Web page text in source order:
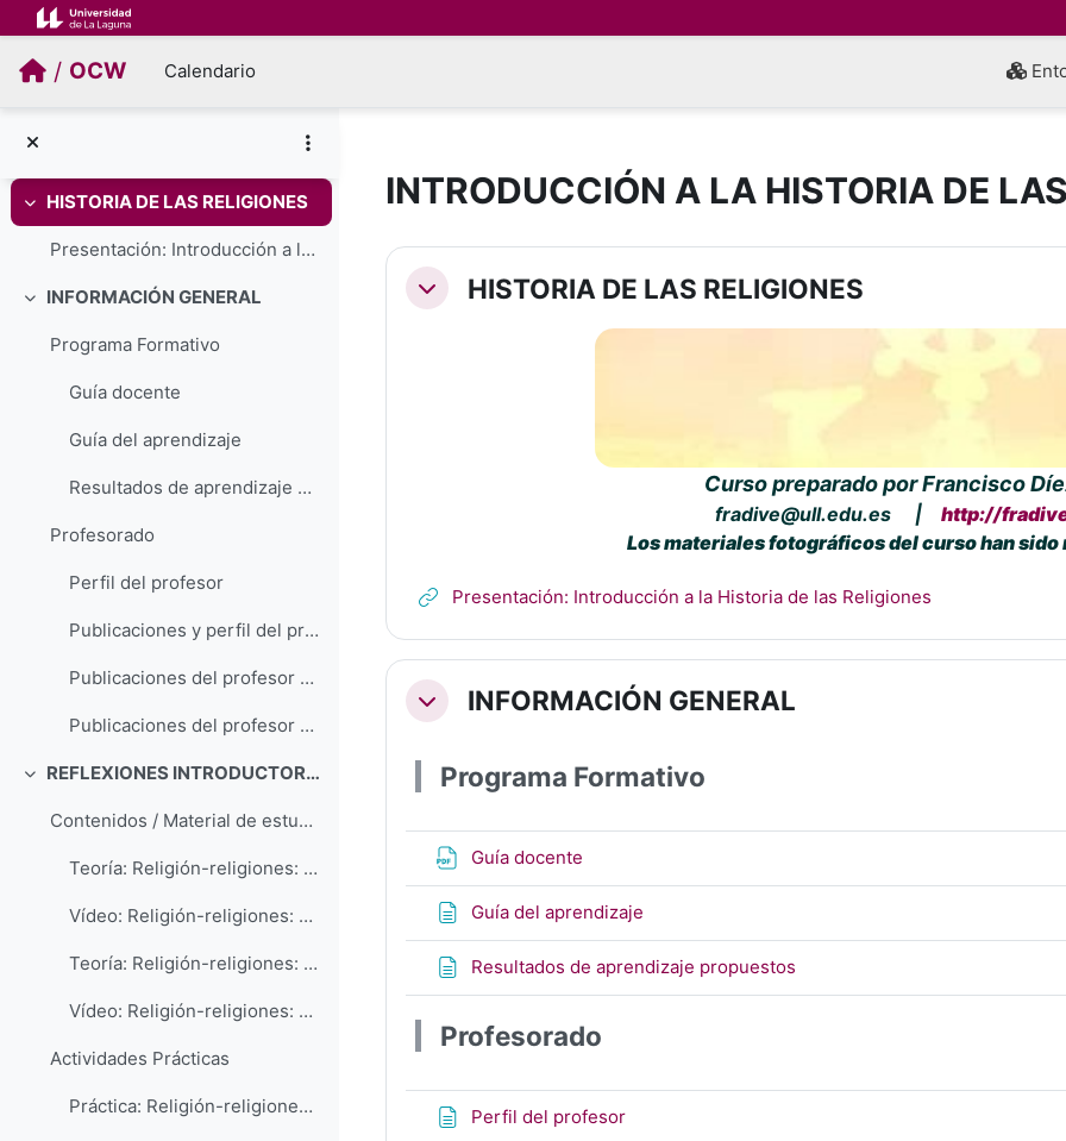
Salta al contenido principal
/ OCW Calendario
Colapsar
HISTORIA DE LAS RELIGIONES
Presentación: Introducción a la Historia de las Religiones
Colapsar
INFORMACIÓN GENERAL
Programa Formativo
Guía docente
Guía del aprendizaje
Resultados de aprendizaje propuestos
Profesorado
Perfil del profesor
Publicaciones y perfil del profesor en el Portalciencia de la ULL
Publicaciones del profesor por temas (accesibles en academia.edu)
Publicaciones del profesor en orden cronológico
Colapsar REFLEXIONES INTRODUCTORIAS
Contenidos / Material de estudio
Teoría: Religión-religiones: conceptos generales (terminología, definiciones)
Vídeo: Religión-religiones: conceptos generales (terminología, definiciones)
Teoría: Religión-religiones: conceptos generales (clasificaciones)
Vídeo: Religión-religiones: conceptos generales (clasificaciones)
Actividades Prácticas
Práctica: Religión-religiones. La experiencia de la diversidad
INTRODUCCIÓN A LA HISTORIA DE
Perfilado de sección
ColapsarHISTORIA DE LAS RELIGIONES
Curso preparado por Francisco
fradive@ull.edu.es | http://
Los materiales fotográficos del curso han
Presentación: Introducción a la Historia de las Religiones
ColapsarINFORMACIÓN GENERAL
Programa Formativo
Guía docente
Guía del aprendizaje
Resultados de aprendizaje propuestos
Profesorado
Perfil del profesorPágina